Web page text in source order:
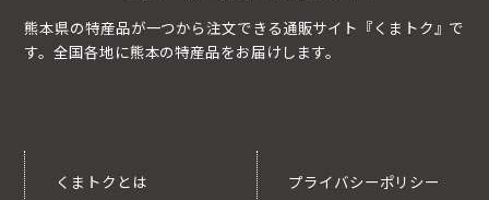
熊本県の特産品が一つから注文できる通販サイト『くまトク』で
す。全国各地に熊本の特産品をお届けします。
くまトクとは プライバシーポリシー